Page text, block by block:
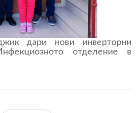
дари нови инверторни
отделение в